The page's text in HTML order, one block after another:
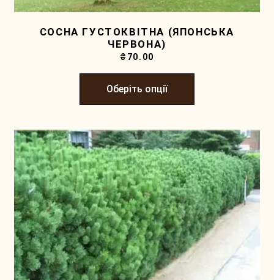
СОСНА ГУСТОКВІТНА (ЯПОНСЬКА
ЧЕРВОНА)
₴ 70.00
Оберіть опції